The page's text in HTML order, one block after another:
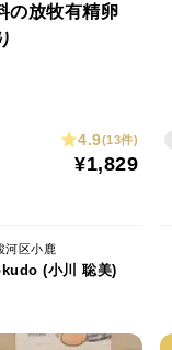
の放牧有精卵
4.9(13件)
¥1,829
河区小鹿
(小川 聡美)